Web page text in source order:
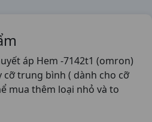
áp Hem -7142t1 (omron)
cỡ trung bình ( dành cho cỡ
mua thêm loại nhỏ và to